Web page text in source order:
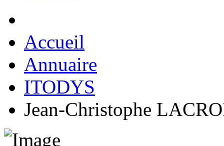
Accueil
Annuaire
ITODYS
Jean-Christophe